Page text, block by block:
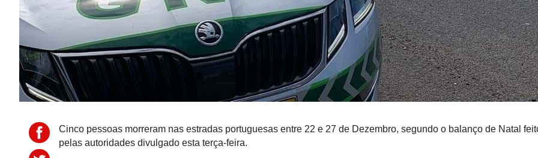
Cinco pessoas morreram nas estradas portuguesas entre 22 e 27 de Dezembro, segundo o balanço de Natal
pelas autoridades divulgado esta terça-feira.